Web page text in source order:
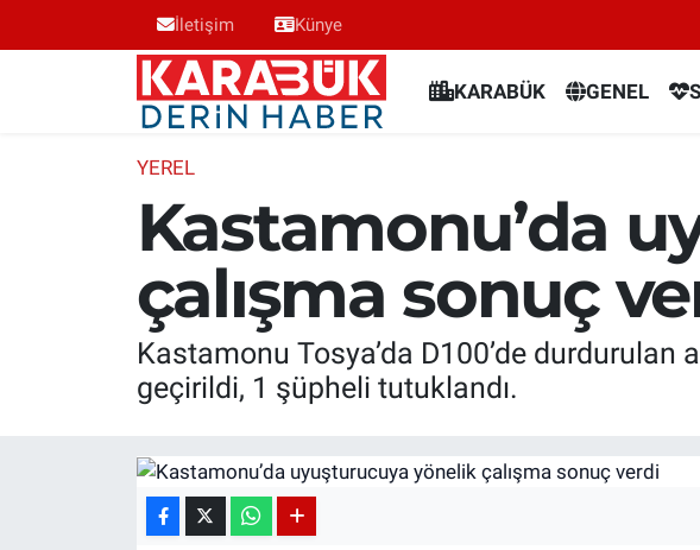
İletişim Künye
KARABÜK GENEL
YEREL
Kastamonu’da
çalışma sonuç
Kastamonu Tosya’da D100’de
geçirildi, 1 şüpheli tutuklandı.
Karabük Nöbetçi Eczaneler
Karabük Trafik Yoğunluk Haritası
Süper Lig Puan Durumu ve Fikstür
Tüm Manşetler
Son Dakika Haberleri
Haber Arşivi